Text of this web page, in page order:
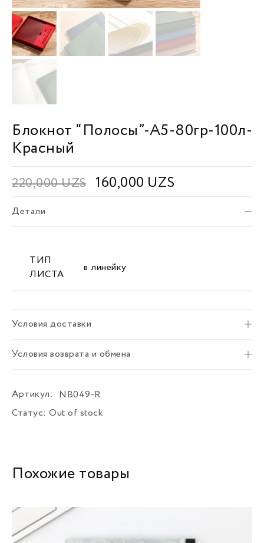
Блокнот “Полосы”-А5-80гр-100л-
Красный
220,000UZS 160,000 UZS
Детали
ТИП
ЛИСТА
в линейку
Условия доставки
Условия возврата и обмена
Артикул:
NB049-R
Статус: Out of stock
Похожие товары